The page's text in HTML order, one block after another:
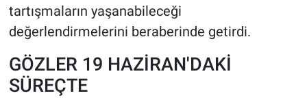
tartışmaların yaşanabileceği
değerlendirmelerini beraberinde getirdi.
GÖZLER 19 HAZİRAN'DAKİ
SÜREÇTE